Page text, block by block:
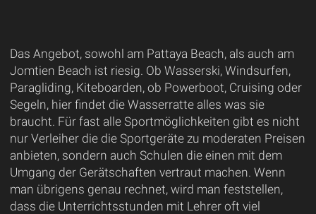
Das Angebot, sowohl am Pattaya Beach, als auch am
Jomtien Beach ist riesig. Ob Wasserski, Windsurfen,
Paragliding, Kiteboarden, ob Powerboot, Cruising oder
Segeln, hier findet die Wasserratte alles was sie
braucht. Für fast alle Sportmöglichkeiten gibt es nicht
nur Verleiher die die Sportgeräte zu moderaten Preisen
anbieten, sondern auch Schulen die einen mit dem
Umgang der Gerätschaften vertraut machen. Wenn
man übrigens genau rechnet, wird man feststellen,
dass die Unterrichtsstunden mit Lehrer oft viel